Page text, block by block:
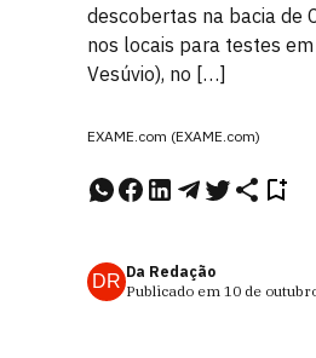
descobertas na bacia de
nos locais para testes
Vesúvio), no […]
EXAME.com (EXAME.com)
DR Da Redação
Publicado em 10 de